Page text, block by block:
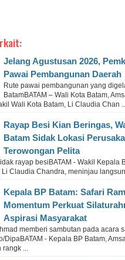
Jelang Agustusan 2026,
Pawai Pembangunan Daerah
Rute pawai pembangunan yang
BatamBATAM – Wali Kota Batam,
Wali Kota Batam, Li Claudia Chan
Rayap Besi Kian Beringas,
Batam Sidak Lokasi
Terowongan Pelita
rayap besiBATAM - Wakil Kepala
Li Claudia Chandra, meninjau
Kepala BP Batam: Safari
Momentum Perkuat
Aspirasi Masyarakat
memberi sambutan pada acara
DipaBATAM - Kepala BP Batam,
rangk ...